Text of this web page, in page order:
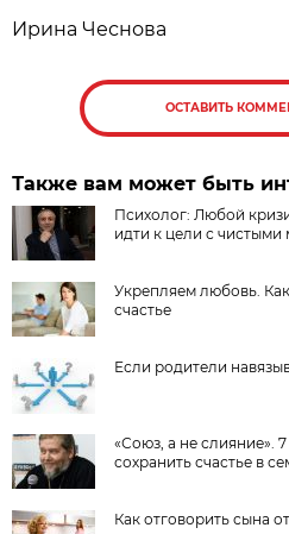
Ирина Чеснова
ОСТАВИТЬ
Также вам может быть
Психолог: Любой
идти к цели с
Укрепляем любовь.
счастье
Если родители
«Союз, а не слияние».
сохранить счастье в
Как отговорить сына